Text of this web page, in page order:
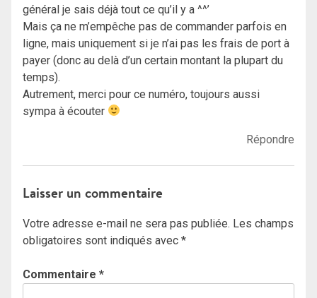
général je sais déjà tout ce qu’il y a ^^’
Mais ça ne m’empêche pas de commander parfois en
ligne, mais uniquement si je n’ai pas les frais de port à
payer (donc au delà d’un certain montant la plupart du
temps).
Autrement, merci pour ce numéro, toujours aussi
sympa à écouter
Répondre
Laisser un commentaire
Votre adresse e-mail ne sera pas publiée. Les champs
obligatoires sont indiqués avec *
Commentaire *